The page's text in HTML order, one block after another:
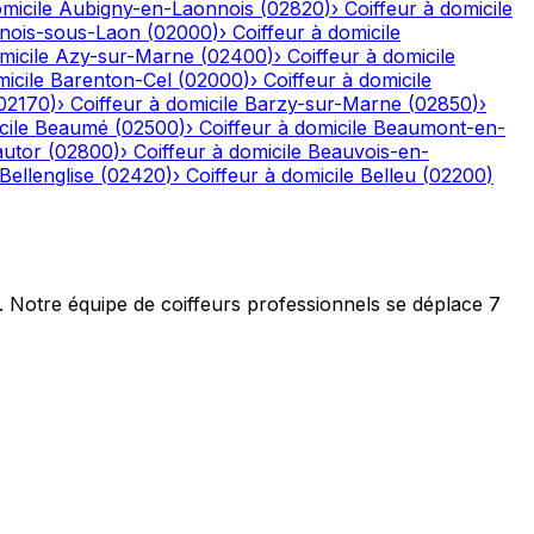
Aubigny-en-Laonnois (02820)› Coiffeur à domicile
sous-Laon (02000)› Coiffeur à domicile
Azy-sur-Marne (02400)› Coiffeur à domicile
Barenton-Cel (02000)› Coiffeur à domicile
)› Coiffeur à domicile Barzy-sur-Marne (02850)›
Beaumé (02500)› Coiffeur à domicile Beaumont-en-
(02800)› Coiffeur à domicile Beauvois-en-
Bellenglise (02420)› Coiffeur à domicile Belleu (02200)
équipe de coiffeurs professionnels se déplace 7